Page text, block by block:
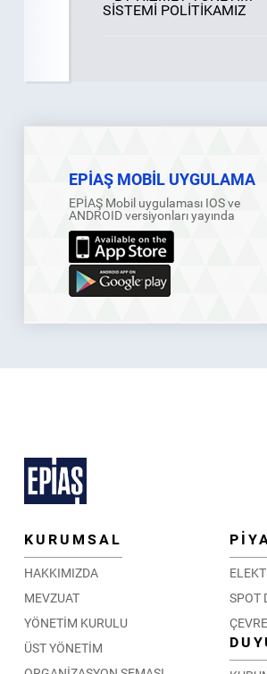
SİSTEMİ POLİTİKAMIZ
EPİAŞ MOBİL UYGULAMA
EPİAŞ Mobil uygulaması IOS ve
ANDROID versiyonları yayında
KURUMSAL
HAKKIMIZDA
MEVZUAT
YÖNETİM KURULU
ÜST YÖNETİM
SPOT